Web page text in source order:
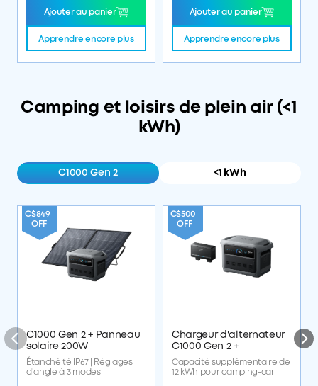
Ajouter au panier
Apprendre encore plus
Ajouter au panier
Apprendre encore plus
Camping et loisirs de plein air (<1
kWh)
C1000 Gen 2 <1 kWh
C$849
OFF
C1000 Gen 2 + Panneau
solaire 200W
Étanchéité IP67 | Réglages
d'angle à 3 modes
C$500
OFF
Chargeur d'alternateur
C1000 Gen 2 +
Capacité supplémentaire de
12 kWh pour camping-car